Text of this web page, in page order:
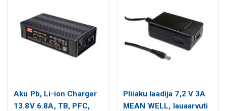
Aku Pb, Li-ion Charger
13.8V 6.8A, TB, PFC,
Pliiaku laadija 7,2 V 3A
MEAN WELL, lauaarvuti